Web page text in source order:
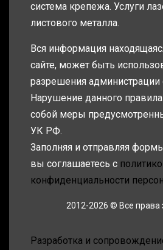
система крепежа. Услуги
листового металла.
Вся информация
сайте, может быть
разрешения администрации
Нарушение данного
собой меры
УК РФ.
Заполняя и отправляя
вы соглашаетесь с
конфиденциальности
2012-2026 © Все
Разработка и